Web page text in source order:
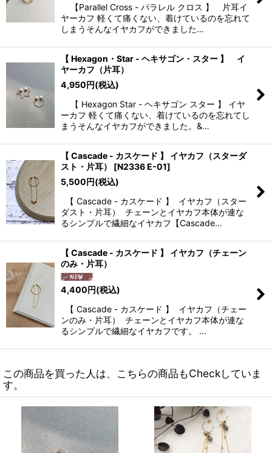
【Parallel Cross - パラレル クロス 】 片耳イ
ヤーカフ 軽くて痛くない、着けているのを忘れて
しまうそんなイヤカフができました…
【 Hexagon・Star - ヘキサゴン・スター 】 イ
ヤーカフ（片耳）
4,950円(税込)
【 Hexagon Star - ヘキサゴン スター 】 イヤ
ーカフ 軽くて痛くない、着けているのを忘れてし
まうそんなイヤカフができました。&…
【 Cascade - カスケード 】 イヤカフ（スターダ
スト・片耳）
[N2336 E-01]
5,500円(税込)
【 Cascade - カスケード 】 イヤカフ（スター
ダスト・片耳） チェーンとイヤカフ本体が連な
るシンプルで繊細なイヤカフ【Cascade…
【 Cascade - カスケード 】 イヤカフ（チェーン
のみ・片耳）
4,400円(税込)
【 Cascade - カスケード 】 イヤカフ（チェー
ンのみ・片耳） チェーンとイヤカフ本体が連な
るシンプルで繊細なイヤカフです。 …
この商品を買った人は、こちらの商品もCheckしていま
す。